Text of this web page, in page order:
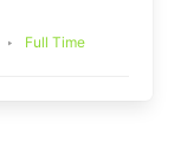
Full Time